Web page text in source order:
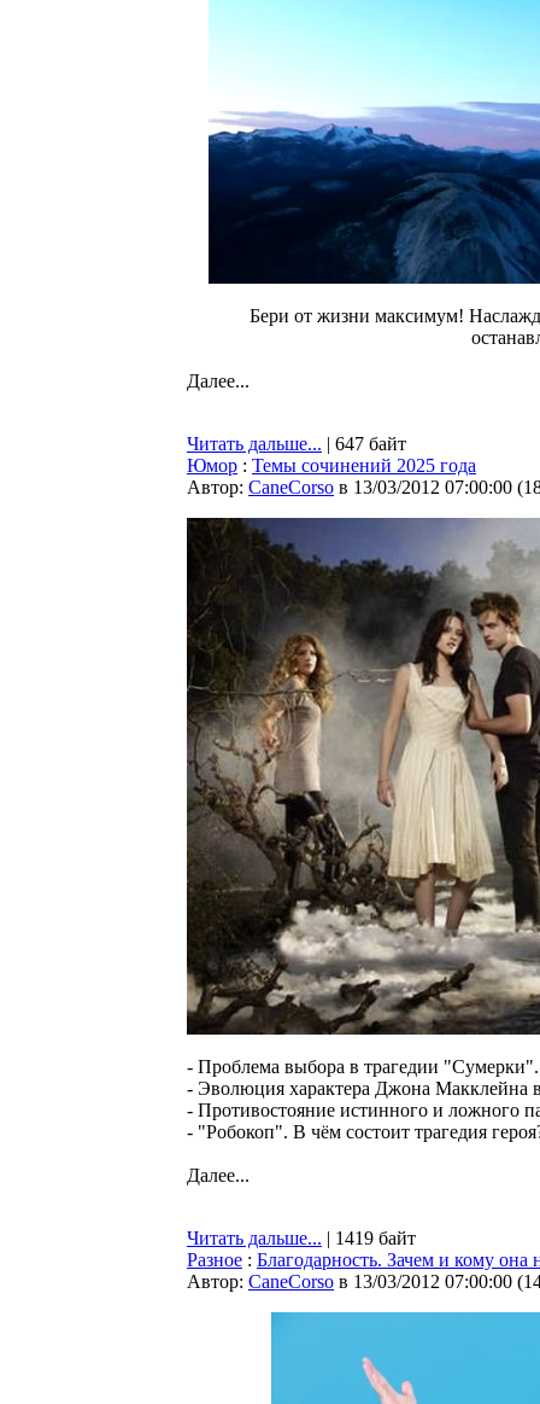
Бери от жизни максимум!
Далее...
Читать дальше... | 647 байт
Юмор : Темы сочинений 2025 года
Автор: CaneCorso в 13/03/2012 07:00:00 (
- Проблема выбора в трагедии "Сумерки".
- Эволюция характера Джона Макклейна
- Противостояние истинного и ложного
- "Робокоп". В чём состоит трагедия
Далее...
Читать дальше... | 1419 байт
Разное : Благодарность. Зачем и кому она
Автор: CaneCorso в 13/03/2012 07:00:00 (